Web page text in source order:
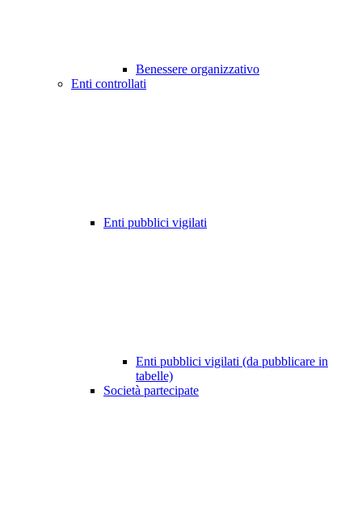
Benessere organizzativo
Enti controllati
Enti pubblici vigilati
Enti pubblici vigilati (da pubblicare in
tabelle)
Società partecipate